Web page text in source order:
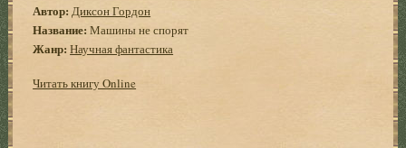
Автор: Диксон Гордон
Название: Машины не спорят
Жанр: Научная фантастика
Читать книгу Online